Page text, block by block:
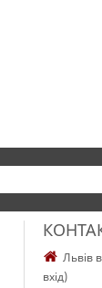
Львів
вхід)